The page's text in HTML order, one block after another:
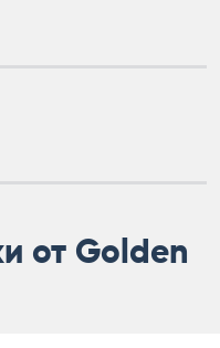
от Golden